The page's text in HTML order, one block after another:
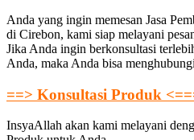
Anda yang ingin memesan Jasa
di Cirebon, kami siap melayani
Jika Anda ingin berkonsultasi
Anda, maka Anda bisa
==> Konsultasi Produk
InsyaAllah akan kami melayani